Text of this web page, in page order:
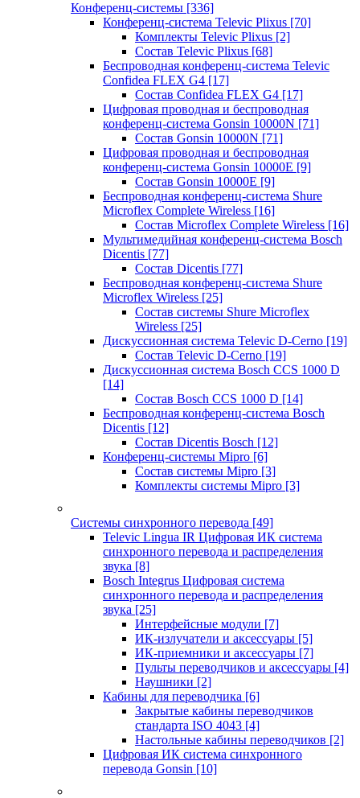
Конференц-системы [336]
Конференц-система Televic Plixus [70]
Комплекты Televic Plixus [2]
Состав Televic Plixus [68]
Беспроводная конференц-система Televic
Confidea FLEX G4 [17]
Состав Confidea FLEX G4 [17]
Цифровая проводная и беспроводная
конференц-система Gonsin 10000N [71]
Состав Gonsin 10000N [71]
Цифровая проводная и беспроводная
конференц-система Gonsin 10000E [9]
Состав Gonsin 10000E [9]
Беспроводная конференц-система Shure
Microflex Complete Wireless [16]
Состав Microflex Complete Wireless [16]
Мультимедийная конференц-система Bosch
Dicentis [77]
Состав Dicentis [77]
Беспроводная конференц-система Shure
Microflex Wireless [25]
Состав системы Shure Microflex
Wireless [25]
Дискуссионная система Televic D-Cerno [19]
Состав Televic D-Cerno [19]
Дискуссионная система Bosch CCS 1000 D
[14]
Состав Bosch CCS 1000 D [14]
Беспроводная конференц-система Bosch
Dicentis [12]
Состав Dicentis Bosch [12]
Конференц-системы Mipro [6]
Состав системы Mipro [3]
Комплекты системы Mipro [3]
Системы синхронного перевода [49]
Televic Lingua IR Цифровая ИК система
синхронного перевода и распределения
звука [8]
Bosch Integrus Цифровая система
синхронного перевода и распределения
звука [25]
Интерфейсные модули [7]
ИК-излучатели и аксессуары [5]
ИК-приемники и аксессуары [7]
Пульты переводчиков и аксессуары [4]
Наушники [2]
Кабины для переводчика [6]
Закрытые кабины переводчиков
стандарта ISO 4043 [4]
Настольные кабины переводчиков [2]
Цифровая ИК система синхронного
перевода Gonsin [10]